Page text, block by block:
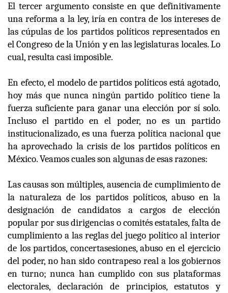
El tercer argumento consiste en que definitivamente
una reforma a la ley, iría en contra de los intereses de
las cúpulas de los partidos políticos representados en
el Congreso de la Unión y en las legislaturas locales. Lo
cual, resulta casi imposible.
En efecto, el modelo de partidos políticos está agotado,
hoy más que nunca ningún partido político tiene la
fuerza suficiente para ganar una elección por sí solo.
Incluso el partido en el poder, no es un partido
institucionalizado, es una fuerza política nacional que
ha aprovechado la crisis de los partidos políticos en
México. Veamos cuales son algunas de esas razones:
Las causas son múltiples, ausencia de cumplimiento de
la naturaleza de los partidos políticos, abuso en la
designación de candidatos a cargos de elección
popular por sus dirigencias o comités estatales, falta de
cumplimiento a las reglas del juego político al interior
de los partidos, concertasesiones, abuso en el ejercicio
del poder, no han sido contrapeso real a los gobiernos
en turno; nunca han cumplido con sus plataformas
electorales, declaración de principios, estatutos y